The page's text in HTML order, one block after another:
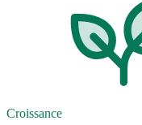
Croissance